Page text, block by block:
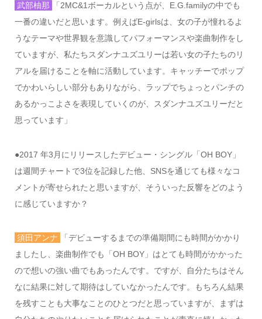
武部柚那 「 2MC&1ボーカルという点が、 E.G.familyの中でも
一番の違いだと思います。例えばE-girlsは、女の子が憧れるよ
うなテーマや世界観を意識してパフォーマンスや楽曲制作をし
ていますが、私たちスダンナユズユリーは若い女の子たちのリ
アルを届けることを軸に活動しています。キャッチーでポップ
でかわいらしい部分もありながら、ラップでちょっとパンチの
あるかっこよさを表現していくのが、スダンナユズユリーだと
思っています」
●2017 年3 月にリリースしたデビュー・シングル「 OH BOY」
は週間チャートで3位を記録した他、 SNSを通じても様々なコ
メントが寄せられたと思いますが、そういった反響をどのよう
に感じていますか？
須田アンナ
「デビューするまでの準備期間にも時間がかかり
ましたし、楽曲制作でも「 OH BOY」はとても時間がかかった
ので想いの強い曲でもあったんです。ですが、自分たちはそん
なに結果に対して期待はしていなかったんです。もちろん結果
を残すことも大事なことのひとつだと思っていますが、まずは